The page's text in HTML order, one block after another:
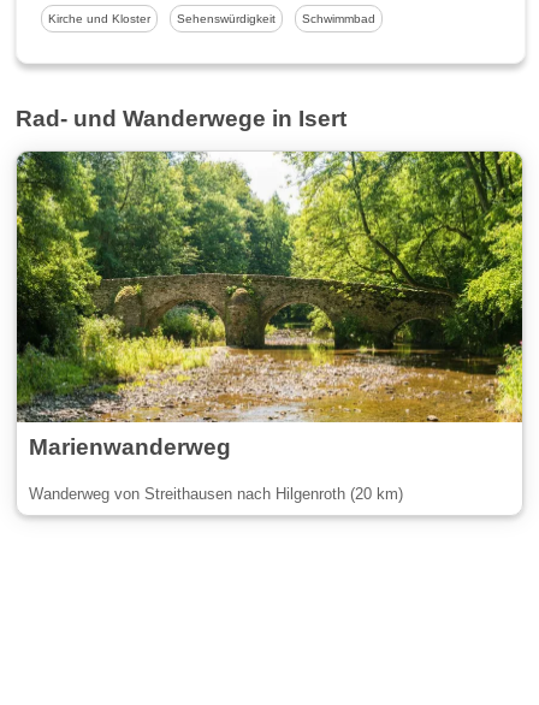
Kirche und Kloster Sehenswürdigkeit Schwimmbad
Rad- und Wanderwege in Isert
Marienwanderweg
Wanderweg von Streithausen nach Hilgenroth (20 km)